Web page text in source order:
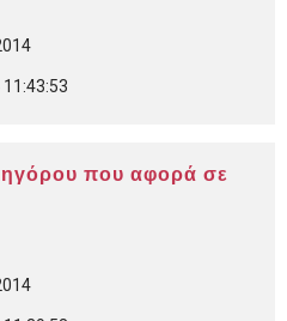
που αφορά σε